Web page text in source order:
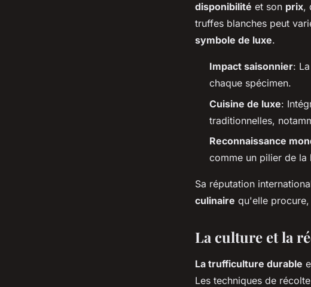
disponibilité et son prix,
truffes blanches peut
symbole de luxe.
Impact saisonnier:
chaque spécimen.
Cuisine de luxe:
traditionnelles,
Reconnaissance
comme un pilier de la
Sa réputation
culinaire qu'elle
La culture et la
La trufficulture durable
Les techniques de